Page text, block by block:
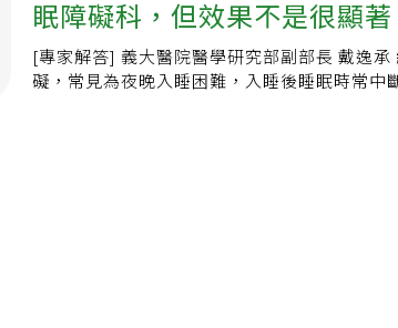
眠障礙科，但效果不是很顯
如何改善睡眠障礙問題？服
藥物衝突嗎？
[專家解答] 義大醫院醫學研究部副部長 戴逸
礙，常見為夜晚入睡困難，入睡後睡眠時常中